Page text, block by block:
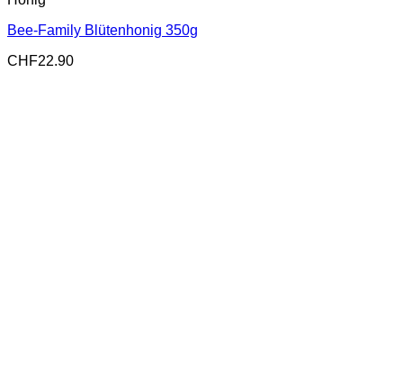
Bee-Family Blütenhonig 350g
CHF22.90